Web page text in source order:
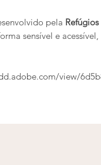
pela
sensível e
view/